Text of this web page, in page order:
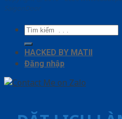
SaigonDoor
Tìm
kiếm:
HACKED BY MATII
Đăng nhập